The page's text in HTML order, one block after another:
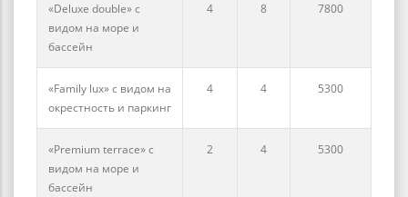
«Deluxe double» с
видом на море и
бассейн
4 8 7800
«Family lux» с видом на
окрестность и паркинг
4 4 5300
«Premium terrace» с
видом на море и
бассейн
2 4 5300